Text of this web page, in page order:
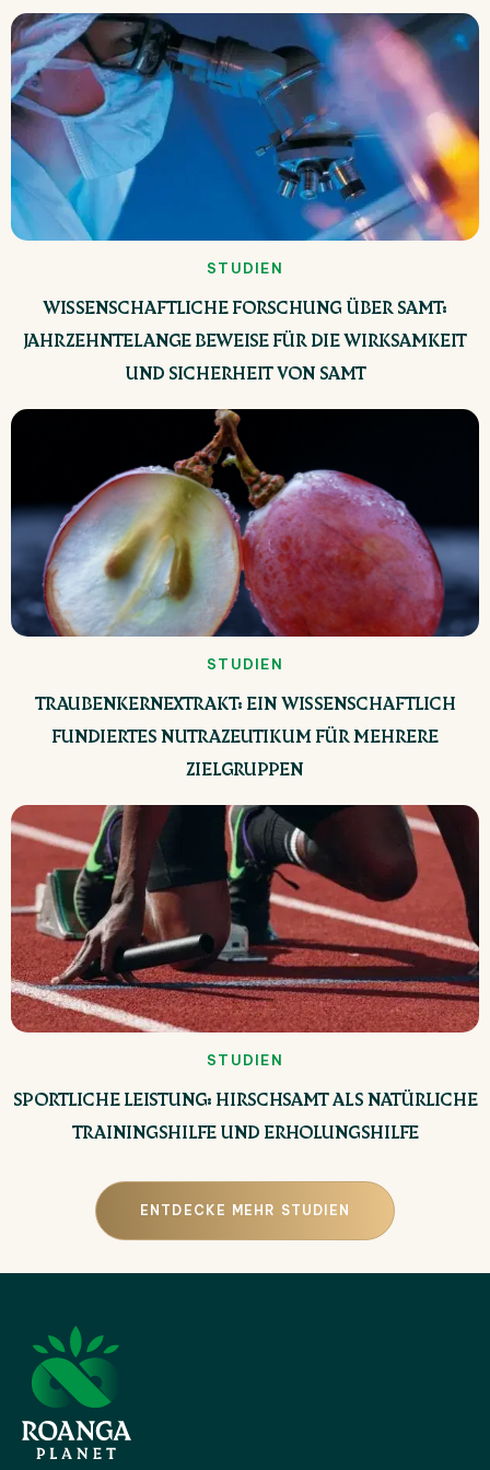
STUDIEN
WISSENSCHAFTLICHE FORSCHUNG ÜBER SAMT:
JAHRZEHNTELANGE BEWEISE FÜR DIE WIRKSAMKEIT
UND SICHERHEIT VON SAMT
STUDIEN
TRAUBENKERNEXTRAKT: EIN WISSENSCHAFTLICH
FUNDIERTES NUTRAZEUTIKUM FÜR MEHRERE
ZIELGRUPPEN
STUDIEN
SPORTLICHE LEISTUNG: HIRSCHSAMT ALS NATÜRLICHE
TRAININGSHILFE UND ERHOLUNGSHILFE
ENTDECKE MEHR STUDIEN